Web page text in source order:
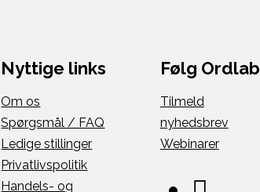
Nyttige links
Om os
Spørgsmål / FAQ
Ledige stillinger
Privatlivspolitik
Handels- og
Følg Ordlab
Tilmeld
nyhedsbrev
Webinarer